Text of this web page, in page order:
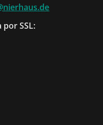
SSL: